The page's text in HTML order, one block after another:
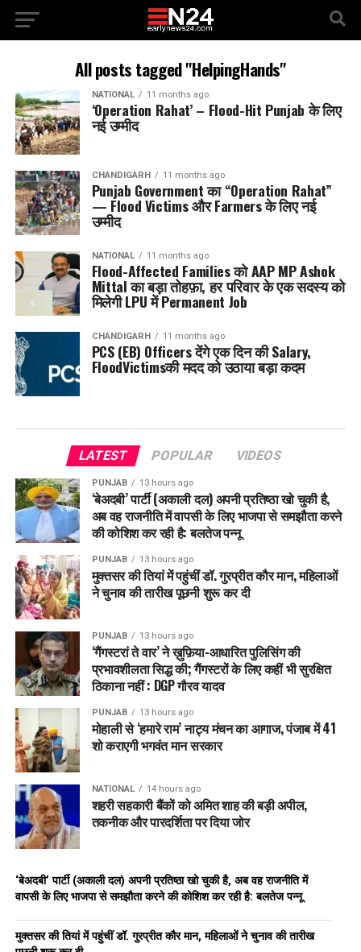
All posts tagged "HelpingHands"
NATIONAL 11 months ago
‘Operation Rahat’ – Flood-Hit Punjab के लिए
नई उम्मीद
CHANDIGARH 11 months ago
Punjab Government का “Operation Rahat”
— Flood Victims और Farmers के लिए नई
उम्मीद
NATIONAL 11 months ago
Flood-Affected Families को AAP MP Ashok
Mittal का बड़ा तोहफ़ा, हर परिवार के एक सदस्य को
मिलेगी LPU में Permanent Job
CHANDIGARH 11 months ago
PCS (EB) Officers देंगे एक दिन की Salary,
FloodVictimsकी मदद को उठाया बड़ा कदम
LATEST POPULAR VIDEOS
PUNJAB 13 hours ago
‘बेअदबी’ पार्टी (अकाली दल) अपनी प्रतिष्ठा खो चुकी है,
अब वह राजनीति में वापसी के लिए भाजपा से समझौता करने
की कोशिश कर रही है: बलतेज पन्नू
PUNJAB 13 hours ago
मुक्तसर की तियां में पहुंचीं डॉ. गुरप्रीत कौर मान, महिलाओं
ने चुनाव की तारीख पूछनी शुरू कर दी
PUNJAB 13 hours ago
‘गैंगस्टरां ते वार’ ने ख़ुफ़िया-आधारित पुलिसिंग की
प्रभावशीलता सिद्ध की; गैंगस्टरों के लिए कहीं भी सुरक्षित
ठिकाना नहीं : DGP गौरव यादव
PUNJAB 13 hours ago
मोहाली से ‘हमारे राम’ नाट्य मंचन का आगाज, पंजाब में 41
शो कराएगी भगवंत मान सरकार
NATIONAL 14 hours ago
शहरी सहकारी बैंकों को अमित शाह की बड़ी अपील,
तकनीक और पारदर्शिता पर दिया जोर
‘बेअदबी’ पार्टी (अकाली दल) अपनी प्रतिष्ठा खो चुकी है, अब वह राजनीति में
वापसी के लिए भाजपा से समझौता करने की कोशिश कर रही है: बलतेज पन्नू
मुक्तसर की तियां में पहुंचीं डॉ. गुरप्रीत कौर मान, महिलाओं ने चुनाव की तारीख